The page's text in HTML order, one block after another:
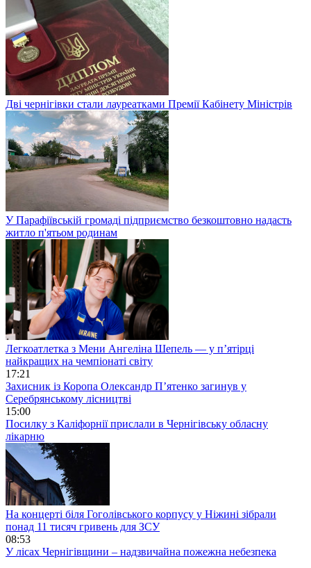
Дві чернігівки стали лауреатками Премії Кабінету Міністрів
У Парафіївській громаді підприємство безкоштовно надасть
житло п'ятьом родинам
Легкоатлетка з Мени Ангеліна Шепель — у п’ятірці
найкращих на чемпіонаті світу
17:21
Захисник із Коропа Олександр П’ятенко загинув у
Серебрянському лісництві
15:00
Посилку з Каліфорнії прислали в Чернігівську обласну
лікарню
На концерті біля Гоголівського корпусу у Ніжині зібрали
понад 11 тисяч гривень для ЗСУ
08:53
У лісах Чернігівщини – надзвичайна пожежна небезпека